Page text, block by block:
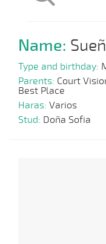
Name:
Type and birthday:
Parents: Court
Best Place
Haras: Varios
Stud: Doña Sofia